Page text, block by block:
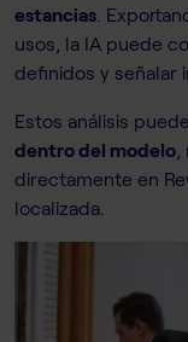
estancias .
usos, la IA puede
definidos y señalar
Estos análisis
dentro del modelo
directamente en
localizada.